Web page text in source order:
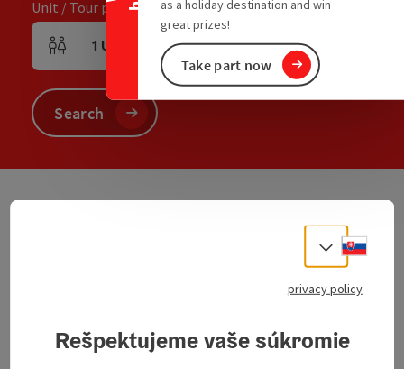
as a holiday destination and win
great prizes!
Take part now
Unit / Tour participants
Number of units and person fields
1 Unit Adults,0Children
Search
We have not found any search results. Please
Select
privacy policy
Rešpektujeme vaše súkromie